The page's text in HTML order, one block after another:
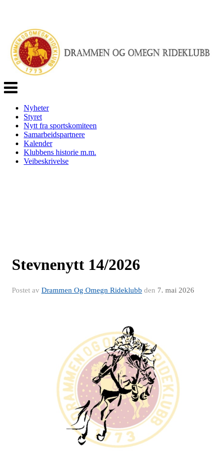
Veksle
navigasjon
Nyheter
Styret
Nytt fra sportskomiteen
Samarbeidspartnere
Kalender
Klubbens historie m.m.
Veibeskrivelse
Stevnenytt 14/2026
Postet av Drammen Og Omegn Rideklubb den 7. mai 2026